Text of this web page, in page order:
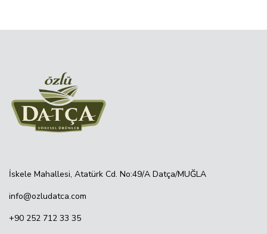
İskele Mahallesi, Atatürk Cd. No:49/A Datça/MUĞLA
info@ozludatca.com
+90 252 712 33 35